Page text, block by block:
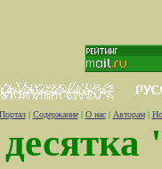
Портал| Содержание| О нас| Авторам|